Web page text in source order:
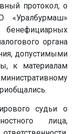
протокол, о
органа
допустимыми
к материалам
судьи о
лица,